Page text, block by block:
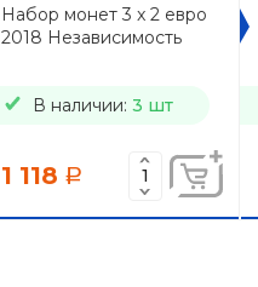
Набор монет 3 x 2 евро
2018 Независимость
В наличии: 3 шт
1 118 a